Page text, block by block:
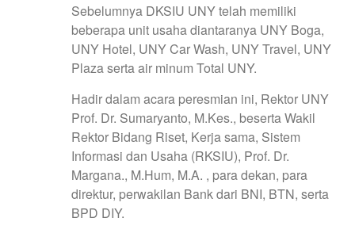
Sebelumnya DKSIU UNY telah memiliki
beberapa unit usaha diantaranya UNY Boga,
UNY Hotel, UNY Car Wash, UNY Travel, UNY
Plaza serta air minum Total UNY.
Hadir dalam acara peresmian ini, Rektor UNY
Prof. Dr. Sumaryanto, M.Kes., beserta Wakil
Rektor Bidang Riset, Kerja sama, Sistem
Informasi dan Usaha (RKSIU), Prof. Dr.
Margana., M.Hum, M.A. , para dekan, para
direktur, perwakilan Bank dari BNI, BTN, serta
BPD DIY.